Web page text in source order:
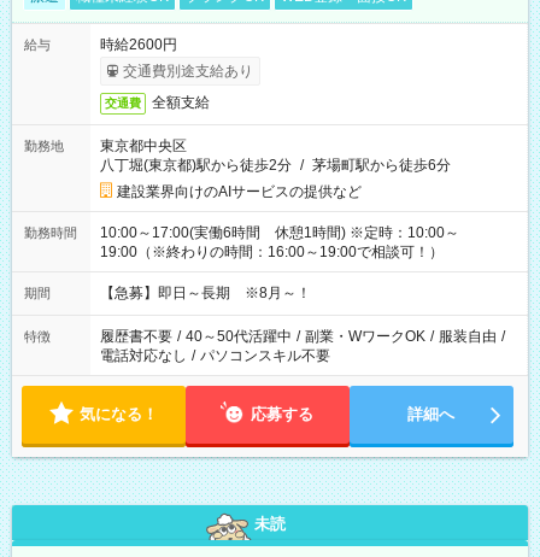
給与
時給2600円
交通費別途支給あり
交通費 全額支給
勤務地
東京都中央区
八丁堀(東京都)駅から徒歩2分 / 茅場町駅から徒歩6分
建設業界向けのAIサービスの提供など
勤務時間
10:00～17:00(実働6時間 休憩1時間) ※定時：10:00～
19:00（※終わりの時間：16:00～19:00で相談可！）
期間 【急募】即日～長期 ※8月～！
特徴 履歴書不要 / 40～50代活躍中 / 副業・WワークOK / 服装自由 /
電話対応なし / パソコンスキル不要
気になる！ 応募する 詳細へ
未読